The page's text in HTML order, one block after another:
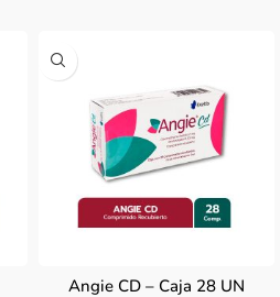
Angie CD – Caja 28 UN